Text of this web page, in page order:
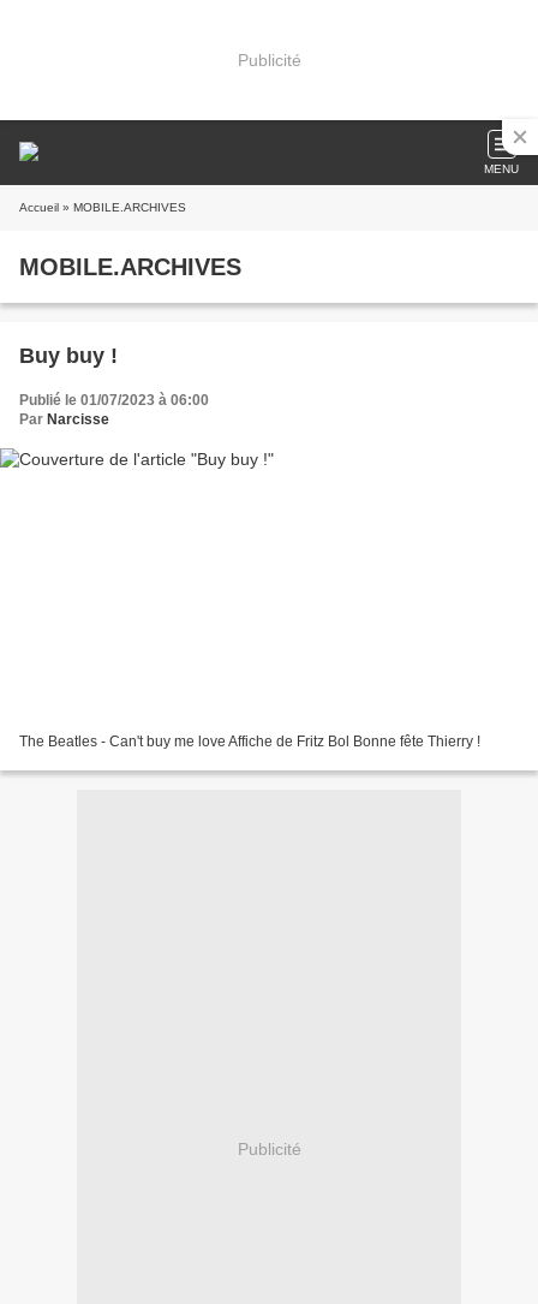
Publicité
MENU
Accueil » MOBILE.ARCHIVES
MOBILE.ARCHIVES
Buy buy !
Publié le 01/07/2023 à 06:00
Par Narcisse
The Beatles - Can't buy me love Affiche de Fritz Bol Bonne fête Thierry !
Publicité